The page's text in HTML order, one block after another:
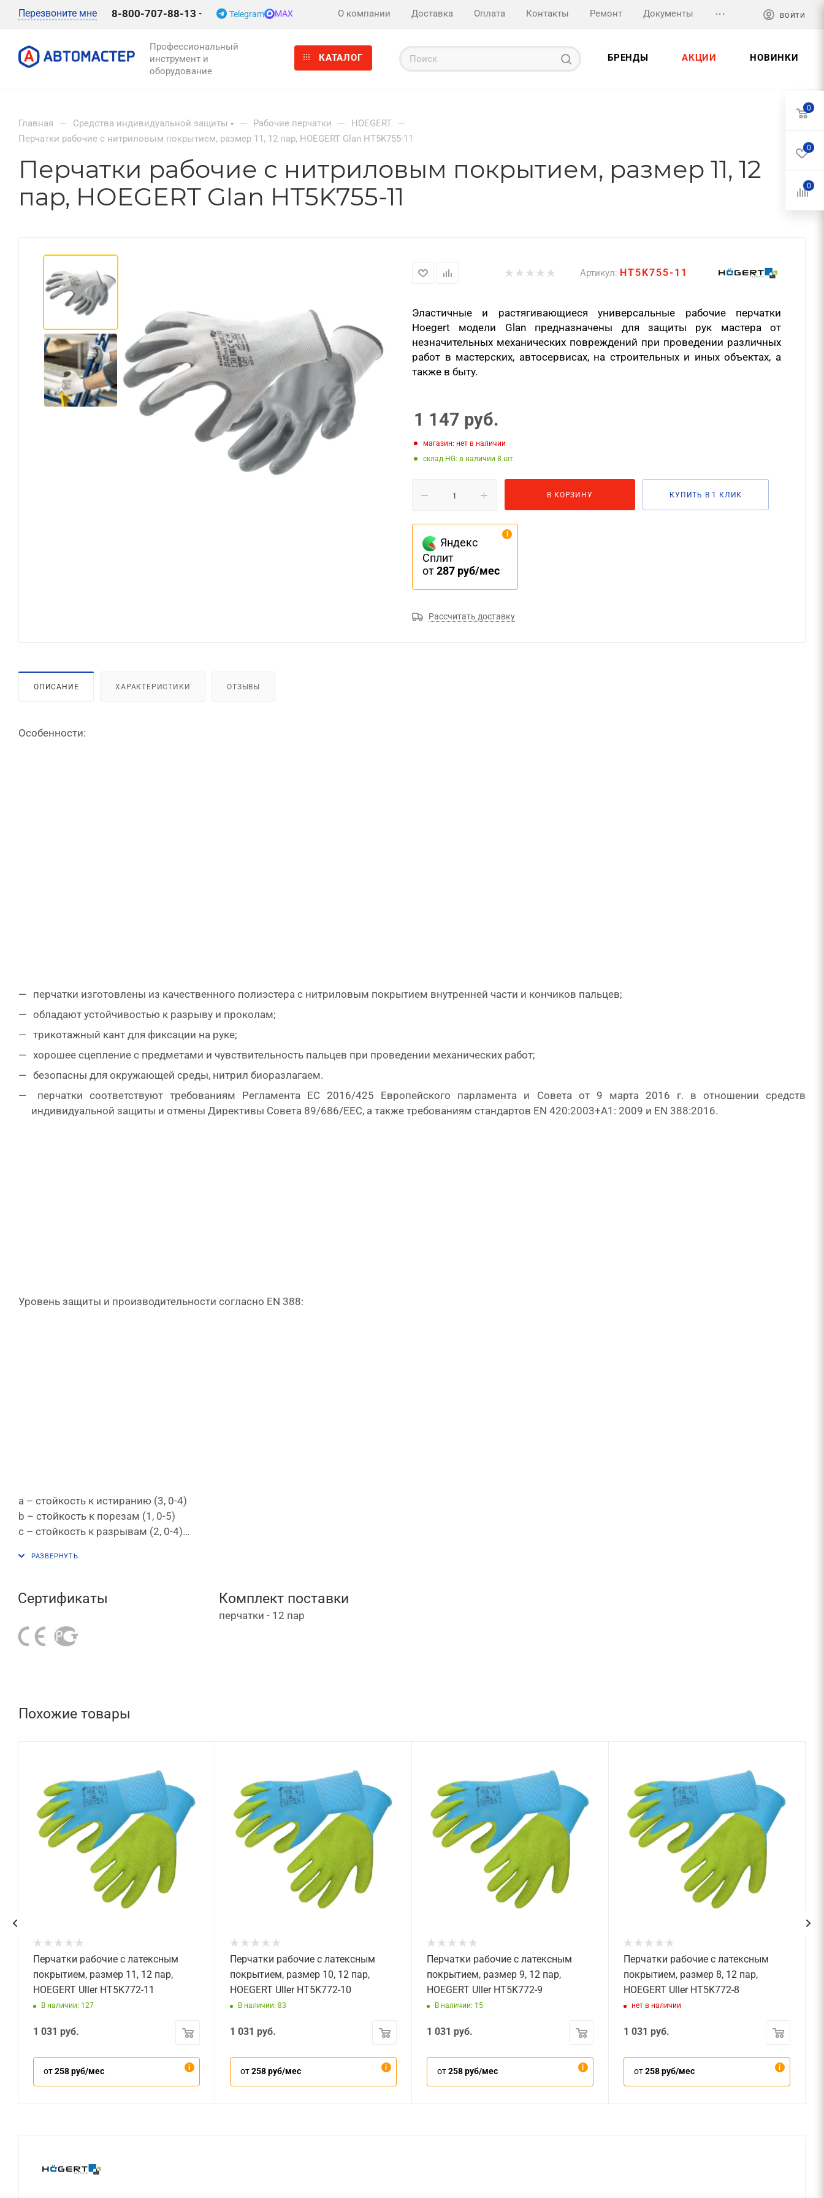
Перезвоните мне 8-800-707-88-13 Telegram MAX О компании Доставка Оплата Контакты Ремонт Документы ... ВОЙТИ
Профессиональный
инструмент и
оборудование
КАТАЛОГ БРЕНДЫ АКЦИИ НОВИНКИ
Главная — Средства индивидуальной защиты — Рабочие перчатки — HOEGERT —
Перчатки рабочие с нитриловым покрытием, размер 11, 12 пар, HOEGERT Glan HT5K755-11
Перчатки рабочие с нитриловым покрытием, размер 11, 12
пар, HOEGERT Glan HT5K755-11
Артикул: HT5K755-11
Эластичные и растягивающиеся универсальные рабочие перчатки
Hoegert модели Glan предназначены для защиты рук мастера от
незначительных механических повреждений при проведении различных
работ в мастерских, автосервисах, на строительных и иных объектах, а
также в быту.
1 147 руб.
Магазин: нет в наличии
Склад HG: в наличии 8
В КОРЗИНУ КУПИТЬ В 1 КЛИК
Яндекс
Сплит
от287 руб/мес
Рассчитать доставку
ОПИСАНИЕ ХАРАКТЕРИСТИКИ ОТЗЫВЫ
Особенности:
перчатки изготовлены из качественного полиэстера с нитриловым покрытием внутренней части и кончиков пальцев;
обладают устойчивостью к разрыву и проколам;
трикотажный кант для фиксации на руке;
хорошее сцепление с предметами и чувствительность пальцев при проведении механических работ;
безопасны для окружающей среды, нитрил биоразлагаем.
перчатки соответствуют требованиям Регламента ЕС 2016/425 Европейского парламента и Совета от 9 марта 2016 г. в отношении средств
индивидуальной защиты и отмены Директивы Совета 89/686/ЕЕС, а также требованиям стандартов EN 420:2003+A1: 2009 и EN 388:2016.
Уровень защиты и производительности согласно EN 388:
a – стойкость к истиранию (3, 0-4)
b – стойкость к порезам (1, 0-5)
c – стойкость к разрывам (2, 0-4)
e – стойкость к порезам ISO (x, A-F)
Сертификаты Комплект поставки
перчатки - 12 пар
Похожие товары
Перчатки рабочие с латексным
покрытием, размер 11, 12 пар,
HOEGERT Uller HT5K772-11
В наличии: 127
1 031 руб.
от258 руб/мес
Перчатки рабочие с латексным
покрытием, размер 10, 12 пар,
HOEGERT Uller HT5K772-10
В наличии: 83
1 031 руб.
от258 руб/мес
Перчатки рабочие с латексным
покрытием, размер 9, 12 пар,
HOEGERT Uller HT5K772-9
В наличии: 15
1 031 руб.
от258 руб/мес
Перчатки рабочие с латексным
покрытием, размер 8, 12 пар,
HOEGERT Uller HT5K772-8
нет в наличии
1 031 руб.
от258 руб/мес
0
0
0